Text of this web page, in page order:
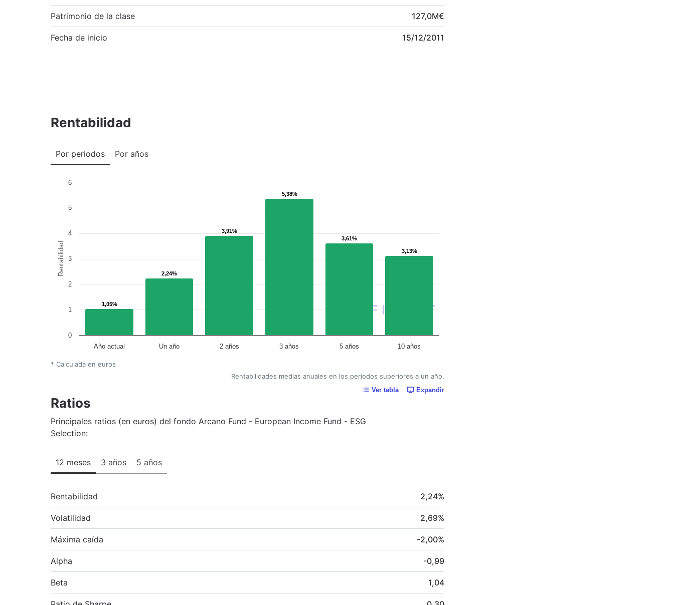
Patrimonio de la clase 127,0M€
Fecha de inicio 15/12/2011
Rentabilidad
Por periodos Por años
Rentabilidad
1,05%
1,05%
2,24%
2,24%
3,91%
3,91%
5,38%
5,38%
3,61%
3,61%
3,13%
3,13%
Año actual Un año 2 años 3 años 5 años 10 años
0
1
2
3
4
5
6
* Calculada en euros
Rentabilidades medias anuales en los periodos superiores a un año.
Ver tabla Expandir
Ratios
Principales ratios (en euros) del fondo Arcano Fund - European Income Fund - ESG
Selection:
12 meses 3 años 5 años
Rentabilidad 2,24%
Volatilidad 2,69%
Máxima caída -2,00%
Alpha -0,99
Beta 1,04